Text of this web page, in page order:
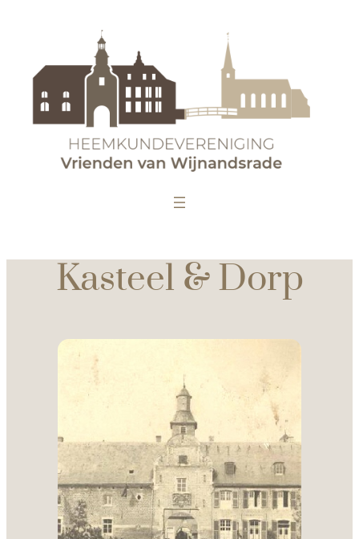
Kasteel & Dorp